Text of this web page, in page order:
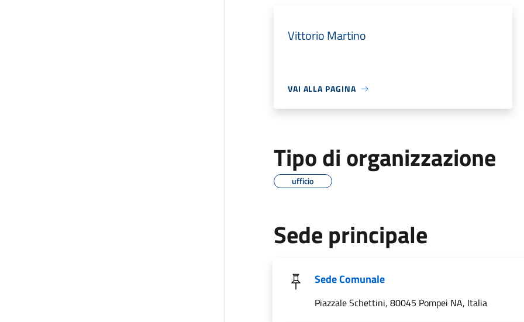
Vittorio Martino
VAI ALLA PAGINA
Tipo di organizzazione
ufficio
Sede principale
Sede Comunale
Piazzale Schettini, 80045 Pompei NA, Italia